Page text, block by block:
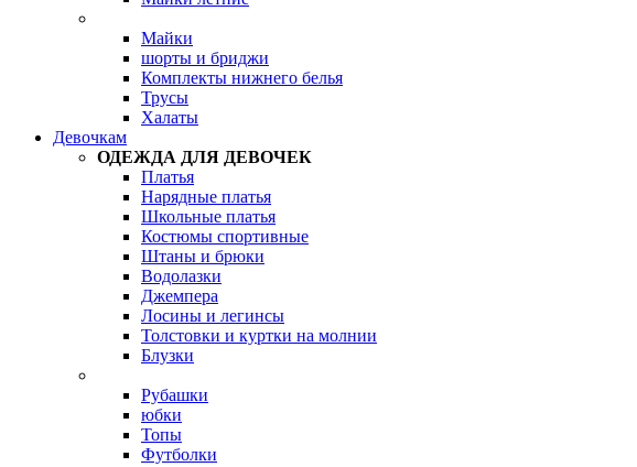
Майки
шорты и бриджи
Комплекты нижнего белья
Трусы
Халаты
Девочкам
ОДЕЖДА ДЛЯ ДЕВОЧЕК
Платья
Нарядные платья
Школьные платья
Костюмы спортивные
Штаны и брюки
Водолазки
Джемпера
Лосины и легинсы
Толстовки и куртки на молнии
Блузки
Рубашки
юбки
Топы
Футболки